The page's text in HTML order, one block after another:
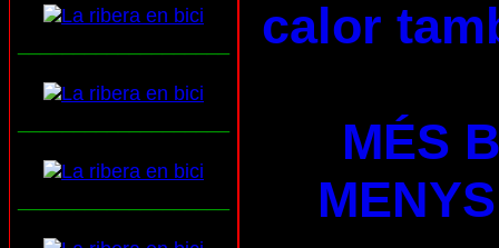
calor
MÉS